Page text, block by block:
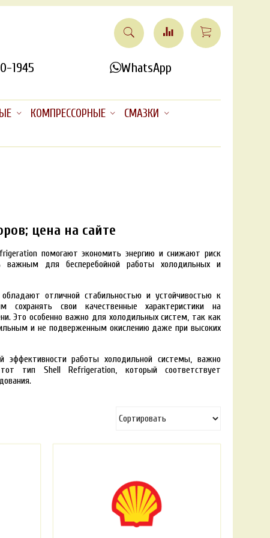
1945 WhatsApp
КОМПРЕССОРНЫЕ
СМАЗКИ
цена на сайте
помогают экономить энергию и снижают риск
важным для бесперебойной работы холодильных и
отличной стабильностью и устойчивостью к
сохранять свои качественные характеристики на
Это особенно важно для холодильных систем, так как
и не подверженным окислению даже при высоких
эффективности работы холодильной системы, важно
тип Shell Refrigeration, который соответствует